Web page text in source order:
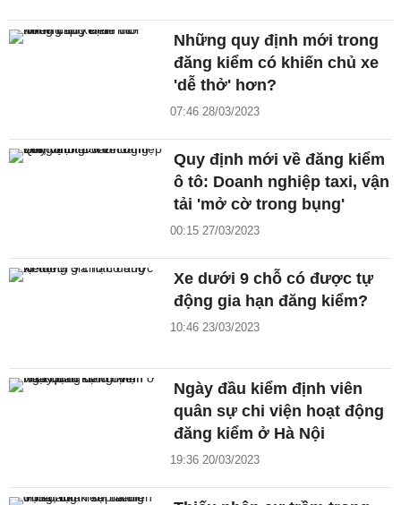
Những quy định mới trong
đăng kiểm có khiến chủ xe
'dễ thở' hơn?
07:46 28/03/2023
Quy định mới về đăng kiểm
ô tô: Doanh nghiệp taxi, vận
tải 'mở cờ trong bụng'
00:15 27/03/2023
Xe dưới 9 chỗ có được tự
động gia hạn đăng kiểm?
10:46 23/03/2023
Ngày đầu kiểm định viên
quân sự chi viện hoạt động
đăng kiểm ở Hà Nội
19:36 20/03/2023